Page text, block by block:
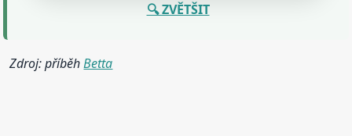
🔍 ZVĚTŠIT
Zdroj: příběhBetta